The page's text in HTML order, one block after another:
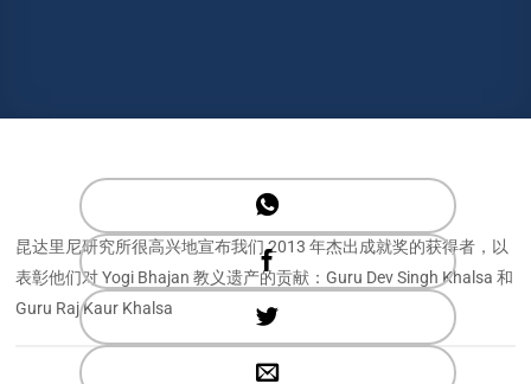
昆达里尼研究所很高兴地宣布我们 2013 年杰出成就奖的获得者，以
表彰他们对 Yogi Bhajan 教义遗产的贡献：Guru Dev Singh Khalsa 和
Guru Raj Kaur Khalsa